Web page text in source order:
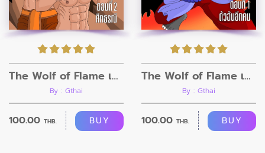
The Wolf of Flame เมื่อผมรวมร่างกับหมาป่าอัคคี ตอนที่2
By : Gthai
100.00 THB. BUY
The Wolf of Flame เมื่อผมรวมร่างกับหมาป่าอัคคี ตอนที่1
By : Gthai
100.00 THB. BUY